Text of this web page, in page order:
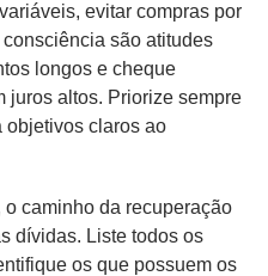
evitar compras por
são atitudes
longos e cheque
juros altos. Priorize sempre
objetivos claros ao
caminho da recuperação
dívidas. Liste todos os
os que possuem os